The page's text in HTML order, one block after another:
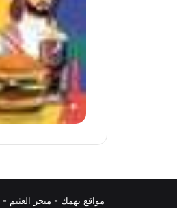
مواقع تهمك - متجر العثيم -